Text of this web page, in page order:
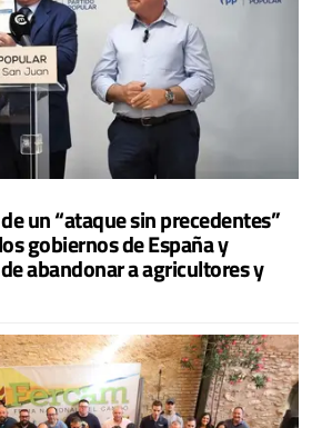
un “ataque sin precedentes”
gobiernos de España y
abandonar a agricultores y